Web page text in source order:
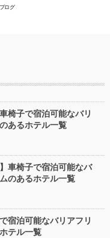
ログ
椅子で宿泊可能なバリ
あるホテル一覧
車椅子で宿泊可能なバ
のあるホテル一覧
宿泊可能なバリアフリ
テル一覧